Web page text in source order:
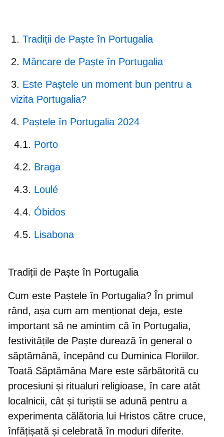
Tradiții de Paște în Portugalia
Mâncare de Paște în Portugalia
Este Paștele un moment bun pentru a
vizita Portugalia?
Paștele în Portugalia 2024
Porto
Braga
Loulé
Óbidos
Lisabona
Tradiții de Paște în Portugalia
Cum este Paștele în Portugalia? În primul
rând, așa cum am menționat deja, este
important să ne amintim că în Portugalia,
festivitățile de Paște durează în general o
săptămână, începând cu Duminica Floriilor.
Toată Săptămâna Mare este sărbătorită cu
procesiuni și ritualuri religioase, în care atât
localnicii, cât și turiștii se adună pentru a
experimenta călătoria lui Hristos către cruce,
înfățișată și celebrată în moduri diferite.